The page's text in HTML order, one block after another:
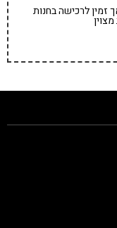
זמין לרכישה בחנות